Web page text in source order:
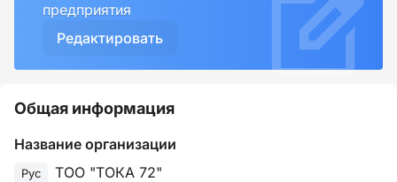
предприятия
Редактировать
Общая информация
Название организации
Рус ТОО "ТОКА 72"